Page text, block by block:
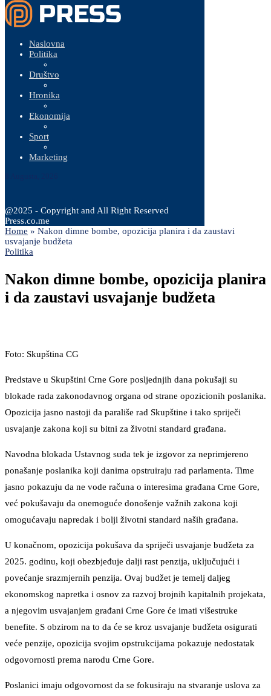
Naslovna
Politika
Društvo
Hronika
Ekonomija
Sport
Marketing
@2025 - Copyright and All Right Reserved
Press.co.me
Home » Nakon dimne bombe, opozicija planira i da zaustavi
usvajanje budžeta
Politika
Nakon dimne bombe, opozicija planira
i da zaustavi usvajanje budžeta
Foto: Skupština CG
Predstave u Skupštini Crne Gore posljednjih dana pokušaji su
blokade rada zakonodavnog organa od strane opozicionih poslanika.
Opozicija jasno nastoji da parališe rad Skupštine i tako spriječi
usvajanje zakona koji su bitni za životni standard građana.
Navodna blokada Ustavnog suda tek je izgovor za neprimjereno
ponašanje poslanika koji danima opstruiraju rad parlamenta. Time
jasno pokazuju da ne vode računa o interesima građana Crne Gore,
već pokušavaju da onemoguće donošenje važnih zakona koji
omogućavaju napredak i bolji životni standard naših građana.
U konačnom, opozicija pokušava da spriječi usvajanje budžeta za
2025. godinu, koji obezbjeđuje dalji rast penzija, uključujući i
povećanje srazmjernih penzija. Ovaj budžet je temelj daljeg
ekonomskog napretka i osnov za razvoj brojnih kapitalnih projekata,
a njegovim usvajanjem građani Crne Gore će imati višestruke
benefite. S obzirom na to da će se kroz usvajanje budžeta osigurati
veće penzije, opozicija svojim opstrukcijama pokazuje nedostatak
odgovornosti prema narodu Crne Gore.
Poslanici imaju odgovornost da se fokusiraju na stvaranje uslova za